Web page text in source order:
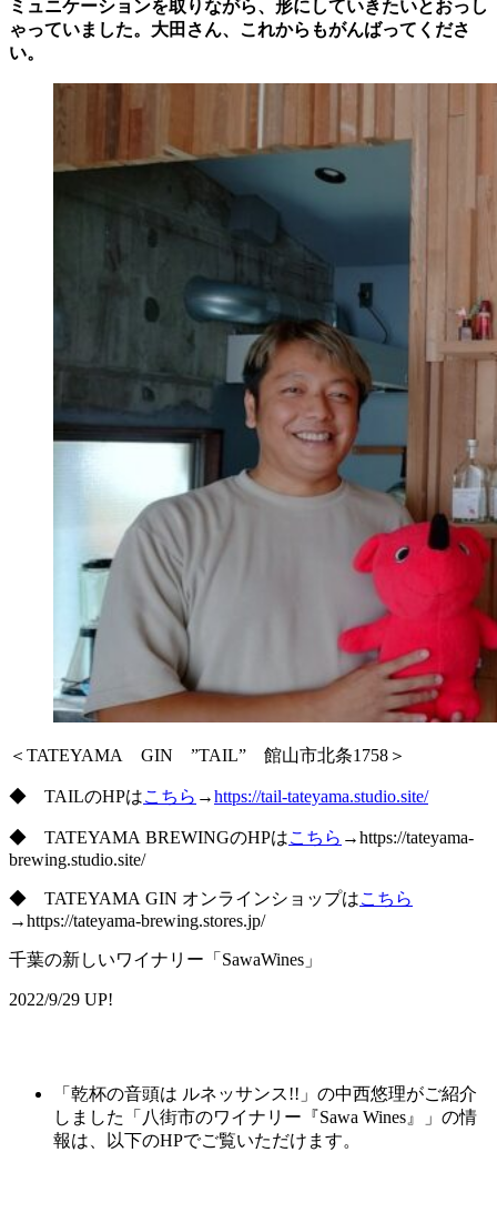
ミュニケーションを取りながら、形にしていきたいとおっし
ゃっていました。大田さん、これからもがんばってくださ
い。
＜TATEYAMA GIN ”TAIL” 館山市北条1758＞
◆ TAILのHPはこちら →https://tail-tateyama.studio.site/
◆ TATEYAMA BREWINGのHPはこちら →https://tateyama-
brewing.studio.site/
◆ TATEYAMA GIN オンラインショップはこちら
→https://tateyama-brewing.stores.jp/
千葉の新しいワイナリー「SawaWines」
2022/9/29 UP!
「乾杯の音頭は ルネッサンス!!」の中西悠理がご紹介
しました「 八街市のワイナリー『Sawa Wines 』
」の情
報は、以下のHPでご覧いただけます。